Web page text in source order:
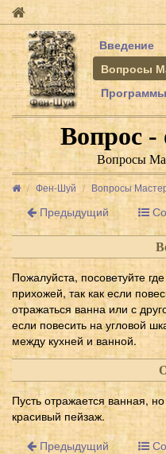
Введение
Вопросы
Программы
Вопрос -
Вопросы
Фен-Шуй Вопросы
Предыдущий
Пожалуйста, посоветуйте
прихожей, так как если
отражаться ванна или с
если повесить на угловой
между кухней и ванной.
Пусть отражается ванная,
красивый пейзаж.
Предыдущий